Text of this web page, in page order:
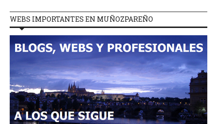
WEBS IMPORTANTES EN MUÑOZPAREÑO